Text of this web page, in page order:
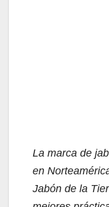
La marca de
en
Jabón de la